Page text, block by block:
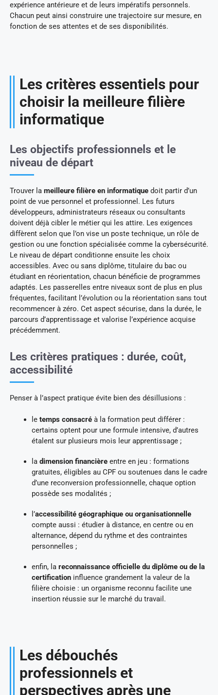
expérience antérieure et de leurs impératifs personnels.
Chacun peut ainsi construire une trajectoire sur mesure, en
fonction de ses attentes et de ses disponibilités.
Les critères essentiels pour
choisir la meilleure filière
informatique
Les objectifs professionnels et le
niveau de départ
Trouver la meilleure filière en informatique doit partir d’un
point de vue personnel et professionnel. Les futurs
développeurs, administrateurs réseaux ou consultants
doivent déjà cibler le métier qui les attire. Les exigences
diffèrent selon que l’on vise un poste technique, un rôle de
gestion ou une fonction spécialisée comme la cybersécurité.
Le niveau de départ conditionne ensuite les choix
accessibles. Avec ou sans diplôme, titulaire du bac ou
étudiant en réorientation, chacun bénéficie de programmes
adaptés. Les passerelles entre niveaux sont de plus en plus
fréquentes, facilitant l’évolution ou la réorientation sans tout
recommencer à zéro. Cet aspect sécurise, dans la durée, le
parcours d’apprentissage et valorise l’expérience acquise
précédemment.
Les critères pratiques : durée, coût,
accessibilité
Penser à l’aspect pratique évite bien des désillusions :
le temps consacré à la formation peut différer :
certains optent pour une formule intensive, d’autres
étalent sur plusieurs mois leur apprentissage ;
la dimension financière entre en jeu : formations
gratuites, éligibles au CPF ou soutenues dans le cadre
d’une reconversion professionnelle, chaque option
possède ses modalités ;
l’accessibilité géographique ou organisationnelle
compte aussi : étudier à distance, en centre ou en
alternance, dépend du rythme et des contraintes
personnelles ;
enfin, la reconnaissance officielle du diplôme ou de la
certification influence grandement la valeur de la
filière choisie : un organisme reconnu facilite une
insertion réussie sur le marché du travail.
Les débouchés
professionnels et
perspectives après une